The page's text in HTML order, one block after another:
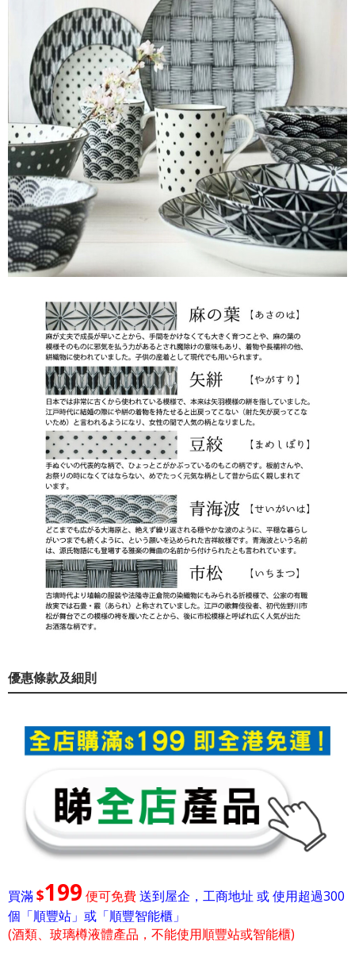
優惠條款及細則
買滿$199 便可免費送到屋企，工商地址 或 使用超過300
個「順豐站」或「順豐智能櫃」
(酒類、玻璃樽液體產品，不能使用順豐站或智能櫃)